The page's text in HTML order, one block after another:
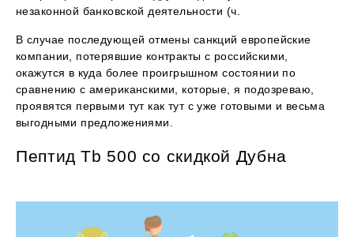
незаконной банковской деятельности (ч.
В случае последующей отмены санкций европейские
компании, потерявшие контракты с российскими,
окажутся в куда более проигрышном состоянии по
сравнению с американскими, которые, я подозреваю,
проявятся первыми тут как тут с уже готовыми и весьма
выгодными предложениями.
Пептид Tb 500 со скидкой Дубна